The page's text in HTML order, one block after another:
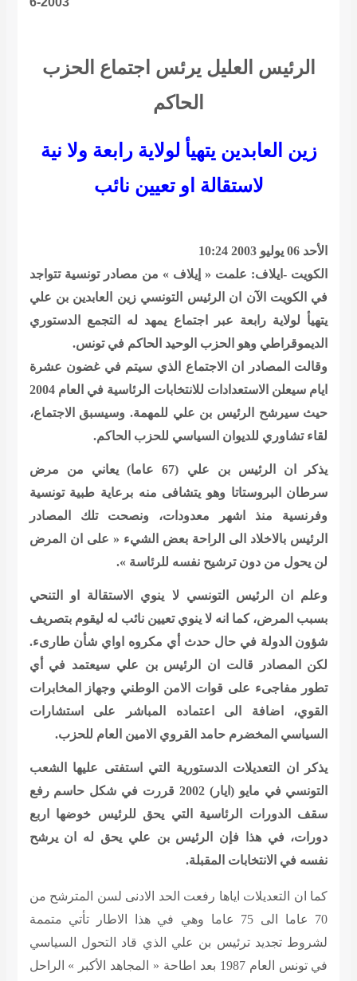
الرئيس العليل يرئس اجتماع الحزب
الحاكم
زين العابدين يتهيأ لولاية رابعة ولا نية
لاستقالة او تعيين نائب
الأحد 06 يوليو 2003 10:24
الكويت -ايلاف: علمت « إيلاف » من مصادر تونسية تتواجد
في الكويت الآن ان الرئيس التونسي زين العابدين بن علي
يتهيأ لولاية رابعة عبر اجتماع يمهد له التجمع الدستوري
الديموقراطي وهو الحزب الوحيد الحاكم في تونس.
وقالت المصادر ان الاجتماع الذي سيتم في غضون عشرة
ايام سيعلن الاستعدادات للانتخابات الرئاسية في العام 2004
حيث سيرشح الرئيس بن علي للمهمة. وسيسبق الاجتماع،
لقاء تشاوري للديوان السياسي للحزب الحاكم.
يذكر ان الرئيس بن علي (67 عاما) يعاني من مرض
سرطان البروستاتا وهو يتشافى منه برعاية طبية تونسية
وفرنسية منذ اشهر معدودات، ونصحت تلك المصادر
الرئيس بالاخلاد الى الراحة بعض الشيء « على ان المرض
لن يحول من دون ترشيح نفسه للرئاسة ».
وعلم ان الرئيس التونسي لا ينوي الاستقالة او التنحي
بسبب المرض، كما انه لا ينوي تعيين نائب له ليقوم بتصريف
شؤون الدولة في حال حدث أي مكروه اواي شأن طارىء.
لكن المصادر قالت ان الرئيس بن علي سيعتمد في أي
تطور مفاجىء على قوات الامن الوطني وجهاز المخابرات
القوي، اضافة الى اعتماده المباشر على استشارات
السياسي المخضرم حامد القروي الامين العام للحزب.
يذكر ان التعديلات الدستورية التي استفتى عليها الشعب
التونسي في مايو (ايار) 2002 قررت في شكل حاسم رفع
سقف الدورات الرئاسية التي يحق للرئيس خوضها اربع
دورات، في هذا فإن الرئيس بن علي يحق له ان يرشح
نفسه في الانتخابات المقبلة.
كما ان التعديلات اياها رفعت الحد الادنى لسن المترشح من
70 عاما الى 75 عاما وهي في هذا الاطار تأتي متممة
لشروط تجديد ترئيس بن علي الذي قاد التحول السياسي
في تونس العام 1987 بعد اطاحة « المجاهد الأكبر » الراحل